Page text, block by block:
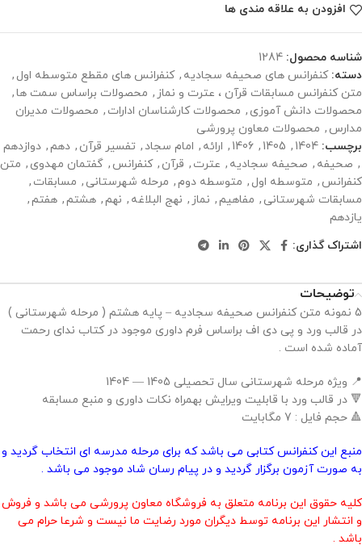
افزودن به علاقه مندی ها
شناسه محصول: 1284
دسته: کنفرانس های صحیفه سجادیه , کنفرانس های مقطع متوسطه اول ,
متن کنفرانس مسابقات قرآن ، عترت و نماز , محصولات براساس سمت ها,
محصولات دانش آموزی , محصولات کارشناسان ادارات , محصولات مدیران
مدارس , محصولات معاون پرورشی
برچسب: 1404
,
1405
,
1406
, ارائه , امام سجاد , تفسیر قرآن , دهم, دوازدهم
, صحیفه , صحیفه سجادیه , عترت , قرآن , کنفرانس , گفتمان مهدوی , متن
کنفرانس , متوسطه اول , متوسطه دوم, مرحله شهرستانی , مسابقات ,
مسابقات شهرستانی , مفاهیم, نماز , نهج البلاغه , نهم, هشتم, هفتم,
یازدهم
اشتراک گذاری:
توضیحات
5 نمونه متن کنفرانس صحیفه سجادیه – پایه هشتم ( مرحله شهرستانی )
در قالب ورد و پی دی اف براساس فرم داوری موجود در کتاب ندای رحمت
آماده شده است .
📍 ویژه مرحله شهرستانی سال تحصیلی 1405 — 1404
🔻 در قالب ورد با قابلیت ویرایش بهمراه نکات داوری و منبع مسابقه
🔺 حجم فایل : 7 مگابایت
منبع این کنفرانس کتابی می باشد که برای مرحله مدرسه ای انتخاب گردید و
به صورت آزمون برگزار گردید و در پیام رسان شاد موجود می باشد .
کلیه حقوق این برنامه متعلق به فروشگاه معاون پرورشی می باشد و فروش
و انتشار این برنامه توسط دیگران مورد رضایت ما نیست و شرعا حرام می
باشد .